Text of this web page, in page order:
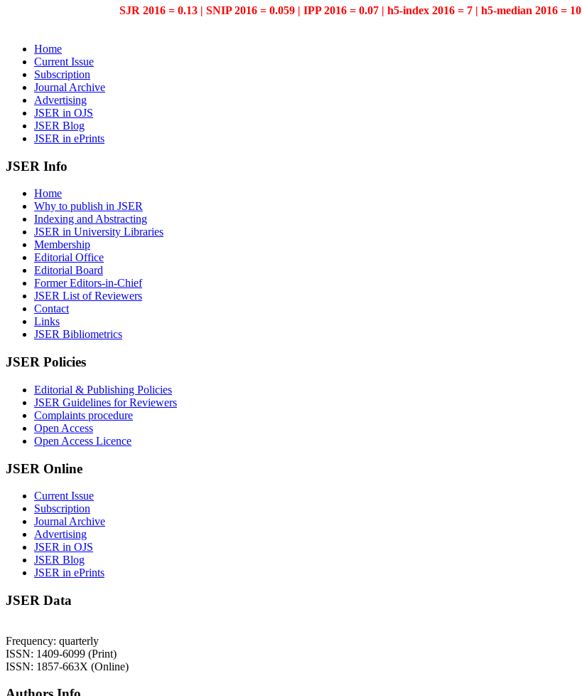
SJR 2016 = 0.13 | SNIP 2016 = 0.059 | IPP 2016 = 0.07 | h5-index 2016 = 7 | h5-median 2016 = 10
Home
Current Issue
Subscription
Journal Archive
Advertising
JSER in OJS
JSER Blog
JSER in ePrints
JSER Info
Home
Why to publish in JSER
Indexing and Abstracting
JSER in University Libraries
Membership
Editorial Office
Editorial Board
Former Editors-in-Chief
JSER List of Reviewers
Contact
Links
JSER Bibliometrics
JSER Policies
Editorial & Publishing Policies
JSER Guidelines for Reviewers
Complaints procedure
Open Access
Open Access Licence
JSER Online
Current Issue
Subscription
Journal Archive
Advertising
JSER in OJS
JSER Blog
JSER in ePrints
JSER Data
Frequency: quarterly
ISSN: 1409-6099 (Print)
ISSN: 1857-663X (Online)